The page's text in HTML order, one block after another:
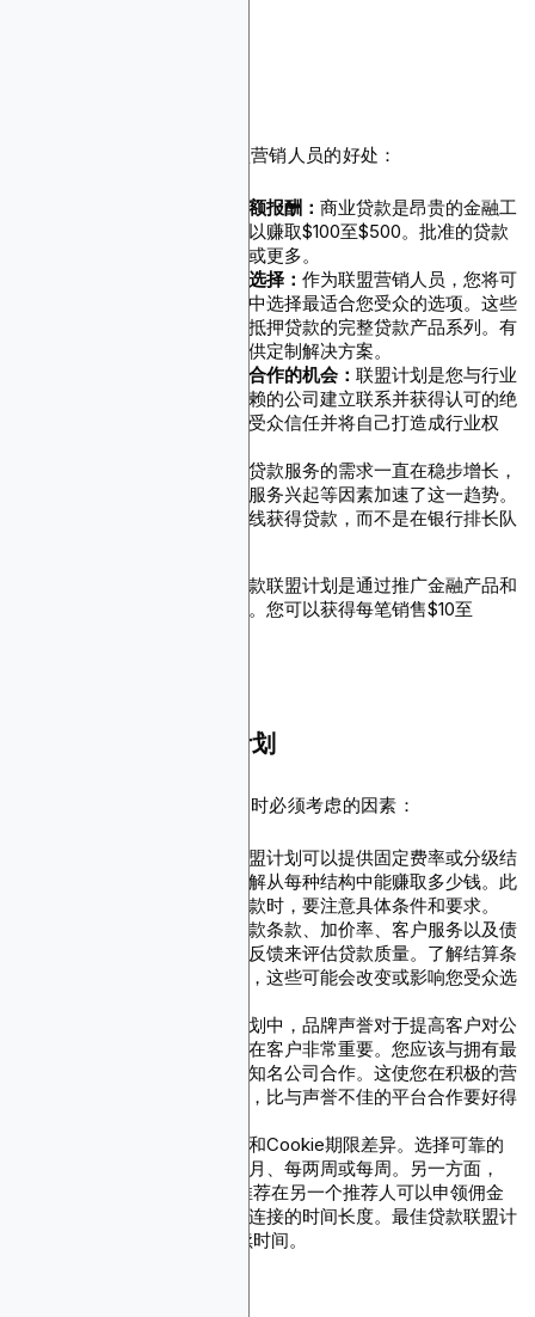
以下是成为贷款联盟计划联盟营销人员的好处：
每个潜在客户或销售的高额报酬：商业贷款是昂贵的金融工
具，仅一个潜在客户就可以赚取$100至$500。批准的贷款
佣金甚至可以高达$1,000或更多。
为受众提供多样化的融资选择：作为联盟营销人员，您将可
以访问许多融资选择，从中选择最适合您受众的选项。这些
计划提供从个人到商业和抵押贷款的完整贷款产品系列。有
时他们甚至为特定客户提供定制解决方案。
与知名且受人尊敬的品牌合作的机会：联盟计划是您与行业
中知名、受尊敬和值得信赖的公司建立联系并获得认可的绝
佳机会。这有助于您建立受众信任并将自己打造成行业权
对贷款服务的需求一直在稳步增长，
传统贷款放缓和在线金融服务兴起等因素加速了这一趋势。
人们现在可以更轻松地在线获得贷款，而不是在银行排长队
商业贷款联盟计划是通过推广金融产品和
服务赚取收入的最佳方式。您可以获得每笔销售$10至
选择合适的贷款联盟计划
以下是选择最佳贷款联盟计划时必须考虑的因素：
贷款联盟计划可以提供固定费率或分级结
构佣金。重要的是您要了解从每种结构中能赚取多少钱。此
外，当您选择高额报酬贷款时，要注意具体条件和要求。
根据贷款条款、加价率、客户服务以及债
权人和借款人的整体正面反馈来评估贷款质量。了解结算条
款和信用评分要求等术语，这些可能会改变或影响您受众选
在贷款联盟计划中，品牌声誉对于提高客户对公
司的忠诚度和吸引更多潜在客户非常重要。您应该与拥有最
佳客户反馈和顶级排名的知名公司合作。这使您在积极的营
销努力中更容易取得成功，比与声誉不佳的平台合作要好得
查看支付频率和Cookie期限差异。选择可靠的
支付到期日，大多数是每月、每两周或每周。另一方面，
Cookie期限将决定您的推荐在另一个推荐人可以申领佣金
之前与您的联盟链接保持连接的时间长度。最佳贷款联盟计
划提供更长的Cookie持续时间。